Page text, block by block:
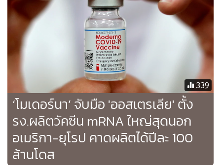
รัฐนิวเซาท์เวลส์มีผู้ติดเชื้อใหม่ 2,501 คนวันนี้ (20) ลดลงเล็กน้อย
จากสถิติรายวันสูงสุด 2,566 คนเมื่อวันอาทิตย์ (19) ส่วนรัฐ
วิกตอเรียที่อยู่ข้างเคียงมีรายงานผู้ติดเชื้อใหม่ 1,302 คน
ที่มา : รอยเตอร์ 339
‘โมเดอร์นา’ จับมือ 'ออสเตรเลีย' ตั้ง
รง.ผลิตวัคซีน mRNA ใหญ่สุดนอก
อเมริกา-ยุโรป คาดผลิตได้ปีละ 100
ล้านโดส